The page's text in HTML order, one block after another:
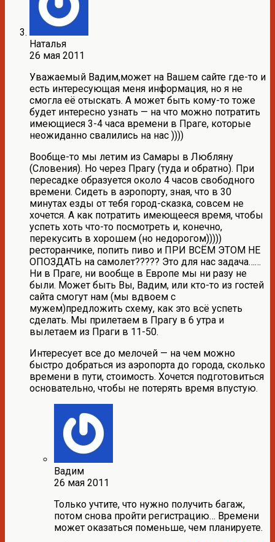
Наталья
26 мая 2011
Уважаемый Вадим,может на Вашем сайте где-то и
есть интересующая меня информация, но я не
смогла её отыскать. А может быть кому-то тоже
будет интересно узнать — на что можно потратить
имеющиеся 3-4 часа времени в Праге, которые
неожиданно свалились на нас ))))
Вообще-то мы летим из Самары в Любляну
(Словения). Но через Прагу (туда и обратно). При
пересадке образуется около 4 часов свободного
времени. Сидеть в аэропорту, зная, что в 30
минутах езды от тебя город-сказка, совсем не
хочется. А как потратить имеющееся время, чтобы
успеть хоть что-то посмотреть и, конечно,
перекусить в хорошем (но недорогом)))))
ресторанчике, попить пиво и ПРИ ВСЁМ ЭТОМ НЕ
ОПОЗДАТЬ на самолет????? Это для нас задача……
Ни в Праге, ни вообще в Европе мы ни разу не
были. Может быть Вы, Вадим, или кто-то из гостей
сайта смогут нам (мы вдвоем с
мужем)предложить схему, как это всё успеть
сделать. Мы прилетаем в Прагу в 6 утра и
вылетаем из Праги в 11-50.
Интересует все до мелочей — на чем можно
быстро добраться из аэропорта до города, сколько
времени в пути, стоимость. Хочется подготовиться
основательно, чтобы не потерять время впустую.
Вадим
26 мая 2011
Только учтите, что нужно получить багаж,
потом снова пройти регистрацию… Времени
может оказаться поменьше, чем планируете.